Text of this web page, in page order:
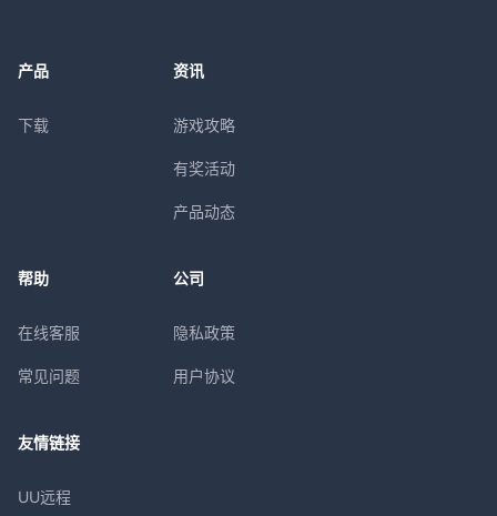
产品
下载
资讯
游戏攻略
有奖活动
产品动态
帮助
在线客服
常见问题
公司
隐私政策
用户协议
友情链接
UU远程